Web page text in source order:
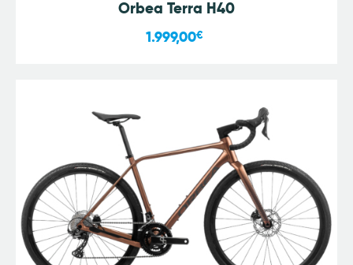
Orbea Terra H40
1.999,00€